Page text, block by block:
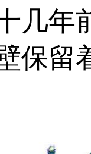
几年
保留